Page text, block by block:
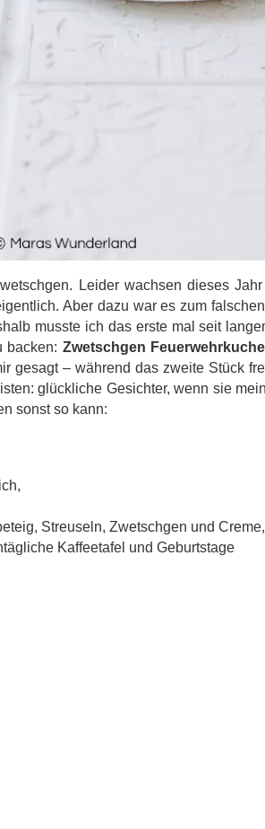
Leider wachsen dieses
Aber dazu war es zum
musste ich das erste mal seit
backen: Zwetschgen
gesagt – während das zweite Stück
glückliche Gesichter, wenn sie
sonst so kann:
Streuseln, Zwetschgen und Creme,
Kaffeetafel und Geburtstage